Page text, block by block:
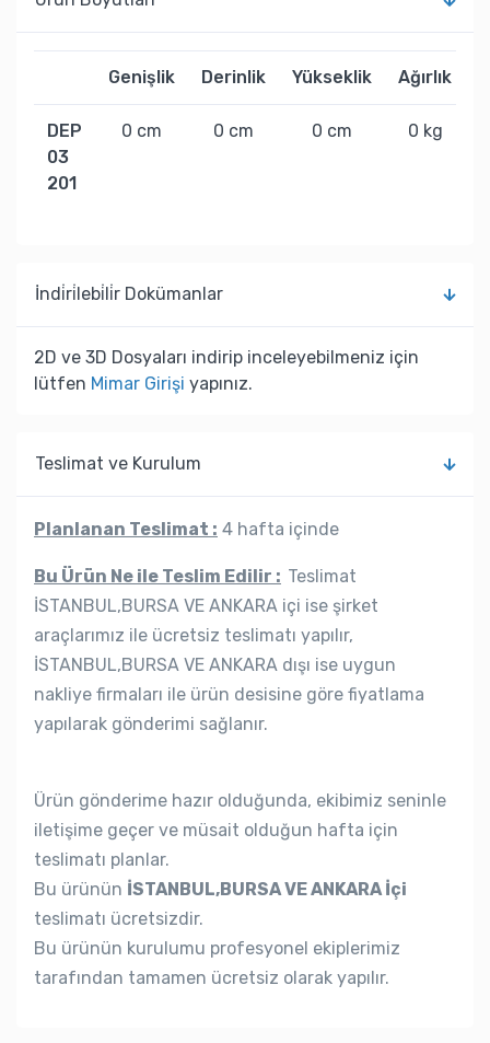
Genişlik Derinlik Yükseklik Ağırlık
DEP
03
201
0 cm 0 cm 0 cm 0 kg
İndi̇ri̇lebi̇li̇r Dokümanlar
2D ve 3D Dosyaları indirip inceleyebilmeniz için
lütfen Mimar Girişi yapınız.
Teslimat ve Kurulum
Planlanan Teslimat : 4 hafta içinde
Bu Ürün Ne ile Teslim Edilir : Teslimat
İSTANBUL,BURSA VE ANKARA içi ise şirket
araçlarımız ile ücretsiz teslimatı yapılır,
İSTANBUL,BURSA VE ANKARA dışı ise uygun
nakliye firmaları ile ürün desisine göre fiyatlama
yapılarak gönderimi sağlanır.
Ürün gönderime hazır olduğunda, ekibimiz seninle
iletişime geçer ve müsait olduğun hafta için
teslimatı planlar.
Bu ürünün İSTANBUL,BURSA VE ANKARA İçi
teslimatı ücretsizdir.
Bu ürünün kurulumu profesyonel ekiplerimiz
tarafından tamamen ücretsiz olarak yapılır.